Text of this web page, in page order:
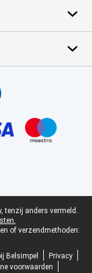
tenzij anders vermeld.
of verzendmethoden:
Belsimpel
Privacy
voorwaarden